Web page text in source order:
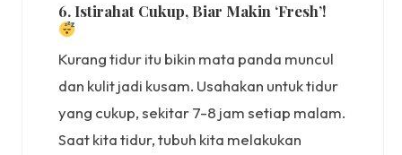
6. Istirahat Cukup, Biar Makin ‘Fresh’!
Kurang tidur itu bikin mata panda muncul
dan kulit jadi kusam. Usahakan untuk tidur
yang cukup, sekitar 7-8 jam setiap malam.
Saat kita tidur, tubuh kita melakukan